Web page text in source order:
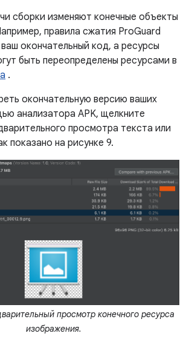
сборки изменяют конечные объекты
правила сжатия ProGuard
окончательный код, а ресурсы
быть переопределены ресурсами в
.
окончательную версию ваших
анализатора APK, щелкните
просмотра текста или
показано на рисунке 9.
просмотр конечного ресурса
изображения.